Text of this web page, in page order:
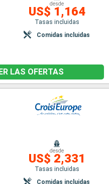
desde
US$ 1,164
Tasas incluidas
Comidas incluidas
LAS OFERTAS
desde
US$ 2,331
Tasas incluidas
Comidas incluidas